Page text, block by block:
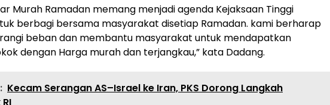
Murah Ramadan memang menjadi agenda Kejaksaan Tinggi
berbagi bersama masyarakat disetiap Ramadan. kami berharap
beban dan membantu masyarakat untuk mendapatkan
dengan Harga murah dan terjangkau,” kata Dadang.
Kecam Serangan AS–Israel ke Iran, PKS Dorong Langkah